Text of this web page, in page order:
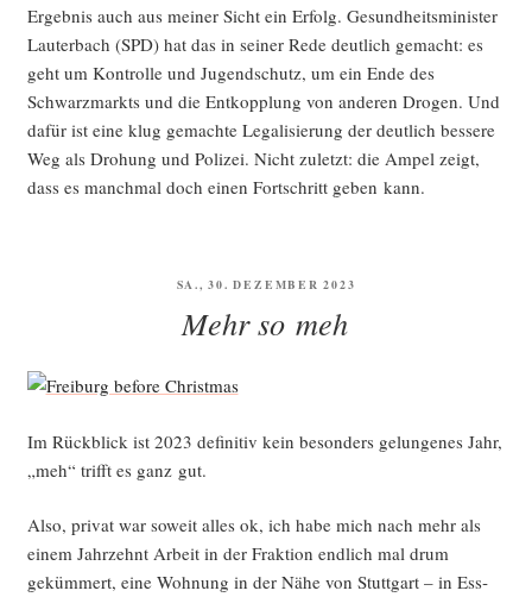
Ergeb­nis auch aus mei­ner Sicht ein Erfolg. Gesund­heits­mi­nis­ter
Lau­ter­bach (SPD) hat das in sei­ner Rede deut­lich gemacht: es
geht um Kon­trol­le und Jugend­schutz, um ein Ende des
Schwarz­markts und die Ent­kopp­lung von ande­ren Dro­gen. Und
dafür ist eine klug gemach­te Lega­li­sie­rung der deut­lich bes­se­re
Weg als Dro­hung und Poli­zei. Nicht zuletzt: die Ampel zeigt,
dass es manch­mal doch einen Fort­schritt geben kann.
VERÖFFENTLICHT
SA., 30. DEZEMBER 2023
Mehr so meh
Im Rück­blick ist 2023 defi­ni­tiv kein beson­ders gelun­ge­nes Jahr,
„meh“ trifft es ganz gut.
Also, pri­vat war soweit alles ok, ich habe mich nach mehr als
einem Jahr­zehnt Arbeit in der Frak­ti­on end­lich mal drum
geküm­mert, eine Woh­nung in der Nähe von Stutt­gart – in Ess­